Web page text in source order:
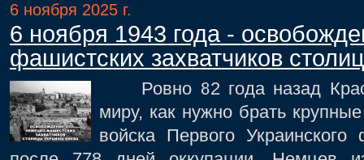
6 ноября 2025 г.
6 ноября 1943 года -
фашистских захватчиков
Ровно 82 года назад
миру, как нужно брать
войска Первого